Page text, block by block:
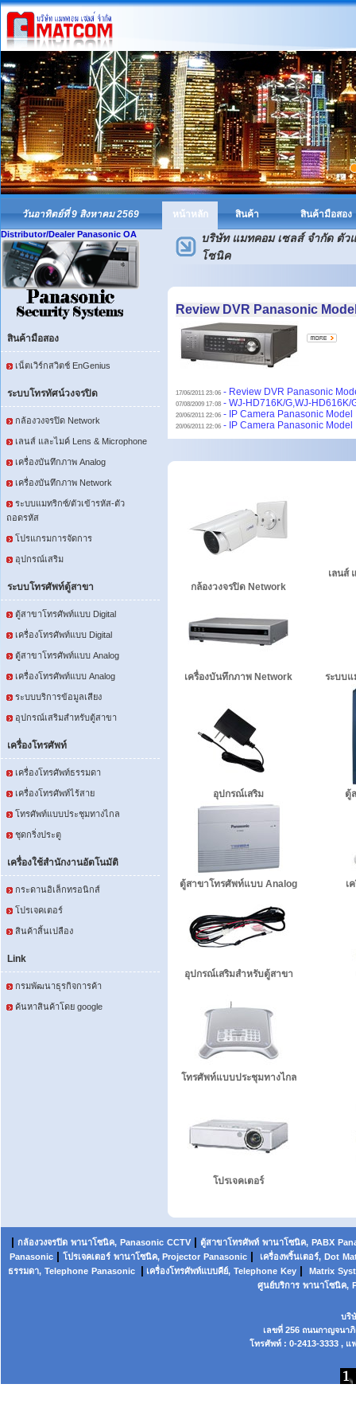
วันอาทิตย์ที่ 9 สิงหาคม 2569 หน้าหลัก สินค้า สินค้ามือสอง
Distributor/Dealer Panasonic OA
สินค้ามือสอง
เน็ตเวิร์กสวิตช์ EnGenius
ระบบโทรทัศน์วงจรปิด
กล้องวงจรปิด Network
เลนส์ และไมค์ Lens & Microphone
เครื่องบันทึกภาพ Analog
เครื่องบันทึกภาพ Network
ระบบแมทริกซ์/ตัวเข้ารหัส-ตัว
ถอดรหัส
โปรแกรมการจัดการ
อุปกรณ์เสริม
ระบบโทรศัพท์ตู้สาขา
ตู้สาขาโทรศัพท์แบบ Digital
เครื่องโทรศัพท์แบบ Digital
ตู้สาขาโทรศัพท์แบบ Analog
เครื่องโทรศัพท์แบบ Analog
ระบบบริการข้อมูลเสียง
อุปกรณ์เสริมสำหรับตู้สาขา
เครื่องโทรศัพท์
เครื่องโทรศัพท์ธรรมดา
เครื่องโทรศัพท์ไร้สาย
โทรศัพท์แบบประชุมทางไกล
ชุดกริ่งประตู
เครื่องใช้สำนักงานอัตโนมัติ
กระดานอิเล็กทรอนิกส์
โปรเจคเตอร์
สินค้าสิ้นเปลือง
Link
กรมพัฒนาธุรกิจการค้า
ค้นหาสินค้าโดย google
บริษัท แมทคอม เซลส์ จำกัด ตั
โซนิค
Review DVR Panasonic
17/06/2011 23:06 - Review DVR Panasonic
07/08/2009 17:08 - WJ-HD716K/G,WJ-HD616K/
20/06/2011 22:06 - IP Camera Panasonic Model
20/06/2011 22:06 - IP Camera Panasonic Model
กล้องวงจรปิด Network
เลนส์
เครื่องบันทึกภาพ Network ระบบแ
อุปกรณ์เสริม ตู้
ตู้สาขาโทรศัพท์แบบ Analog เ
อุปกรณ์เสริมสำหรับตู้สาขา
โทรศัพท์แบบประชุมทางไกล
โปรเจคเตอร์
| กล้องวงจรปิด พานาโซนิค, Panasonic CCTV | ตู้สาขาโทรศัพท์ พานาโซนิค, PABX
Panasonic| โปรเจคเตอร์ พานาโซนิค, Projector Panasonic| เครื่องพริ้นเตอร์, Dot
ธรรมดา, Telephone Panasonic | เครื่องโทรศัพท์แบบคีย์, Telephone Key | Matrix
ศูนย์บริการ พานาโซนิค,
บริ
เลขที่ 256 ถนนกาญจนาภิ
โทรศัพท์ : 0-2413-3333 , แ